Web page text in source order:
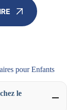
pour Enfants
le